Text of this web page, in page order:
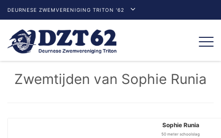
DEURNESE ZWEMVERENIGING TRITON '62
Zwemtijden van Sophie Runia
Sophie Runia
50 meter schoolslag